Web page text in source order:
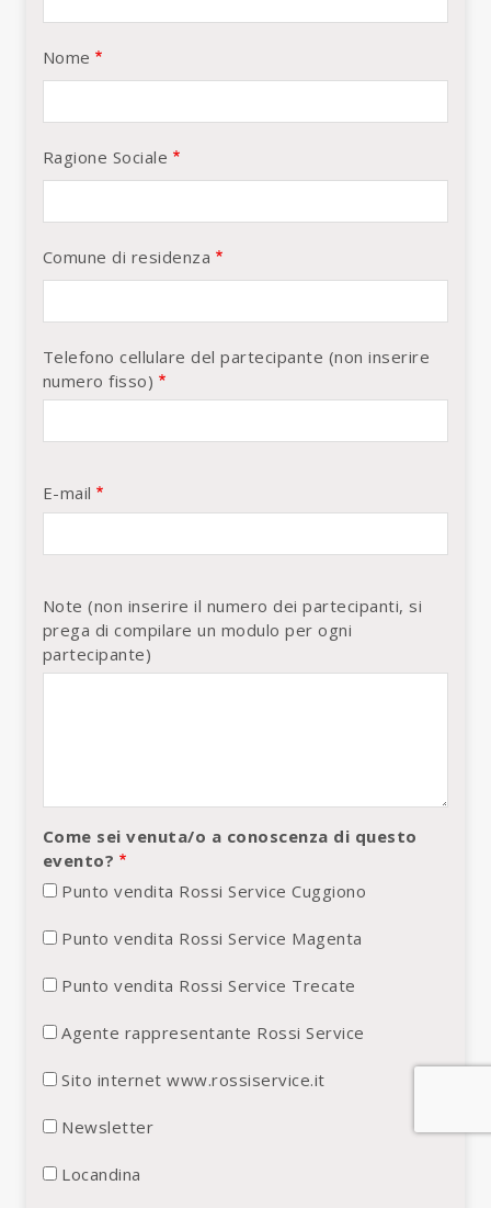
Nome
Ragione Sociale
Comune di residenza
Telefono cellulare del partecipante (non inserire
numero fisso)
E-mail
Note (non inserire il numero dei partecipanti, si
prega di compilare un modulo per ogni
partecipante)
Come sei venuta/o a conoscenza di questo
evento?
Punto vendita Rossi Service Cuggiono
Punto vendita Rossi Service Magenta
Punto vendita Rossi Service Trecate
Agente rappresentante Rossi Service
Sito internet www.rossiservice.it
Newsletter
Locandina